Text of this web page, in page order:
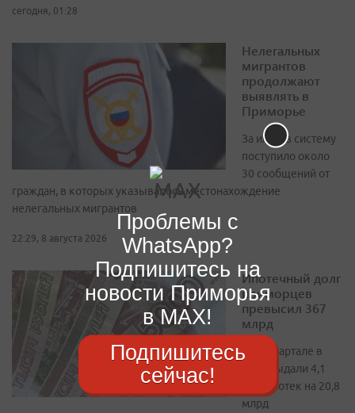
сегодня, 01:28
Нелегальных
мигрантов
продолжают
выявлять в
Приморье
За июль в систему
поступило около
30 сообщений от
граждан, в которых указывалось местонахождение
нелегальных мигрантов
22:29, 8 августа 2026
Ипотечный долг
приморцев
превысил 367
млрд
Во II квартале в
крае выдали 4,1
тыс. ипотек на 20,8
млрд
Проблемы с
WhatsApp?
Подпишитесь на
новости Приморья
в MAX!
Подпишитесь
сейчас!